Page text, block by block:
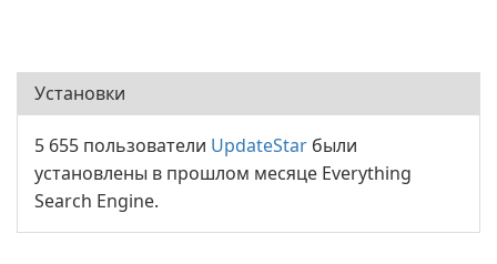
Установки
5 655 пользователи UpdateStar были
установлены в прошлом месяце Everything
Search Engine.